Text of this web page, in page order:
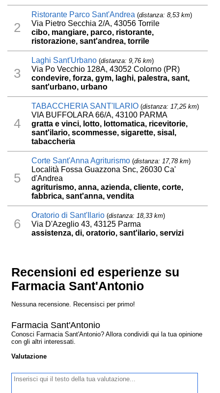
2
Ristorante Parco Sant'Andrea (distanza: 8,53 km)
Via Pietro Secchia 2/A, 43056 Torrile
cibo, mangiare, parco, ristorante,
ristorazione, sant'andrea, torrile
3
Laghi Sant'Urbano (distanza: 9,76 km)
Via Po Vecchio 128A, 43052 Colorno (PR)
condevire, forza, gym, laghi, palestra, sant,
sant'urbano, urbano
4
TABACCHERIA SANT'ILARIO (distanza: 17,25 km)
VIA BUFFOLARA 66/A, 43100 PARMA
gratta e vinci, lotto, lottomatica, ricevitorie,
sant'ilario, scommesse, sigarette, sisal,
tabaccheria
5
Corte Sant'Anna Agriturismo (distanza: 17,78 km)
Località Fossa Guazzona Snc, 26030 Ca'
d'Andrea
agriturismo, anna, azienda, cliente, corte,
fabbrica, sant'anna, vendita
6
Oratorio di Sant'Ilario (distanza: 18,33 km)
Via D'Azeglio 43, 43125 Parma
assistenza, di, oratorio, sant'ilario, servizi
Recensioni ed esperienze su
Farmacia Sant'Antonio
Nessuna recensione. Recensisci per primo!
Farmacia Sant'Antonio
Conosci Farmacia Sant'Antonio? Allora condividi qui la tua opinione
con gli altri interessati.
Valutazione